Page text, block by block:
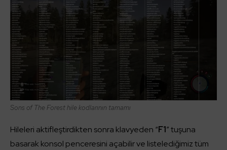
Sons of The Forest hile kodlarının tamamı
Hileleri aktifleştirdikten sonra klavyeden “F1” tuşuna
basarak konsol penceresini açabilir ve listelediğimiz tüm